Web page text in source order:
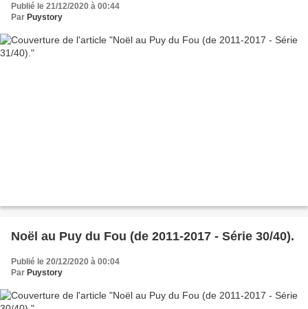
Publié le 21/12/2020 à 00:44
Par Puystory
Noël au Puy du Fou (de 2011-2017 - Série 30/40).
Publié le 20/12/2020 à 00:04
Par Puystory